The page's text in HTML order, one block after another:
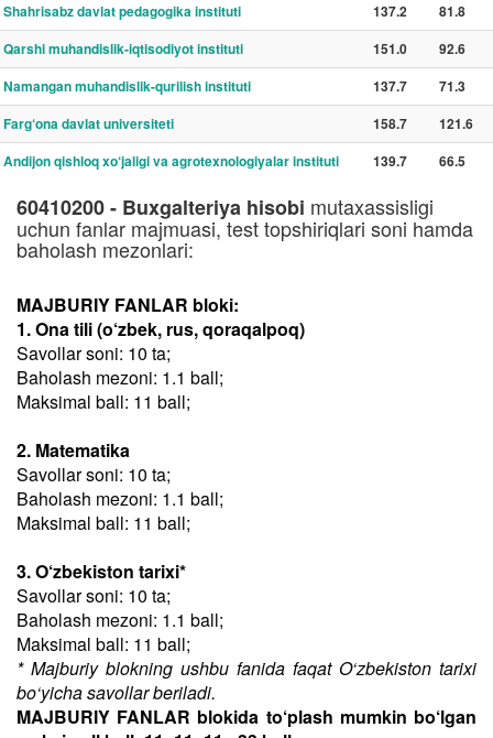
Shahrisabz davlat pedagogika instituti
137.2
81.8
Qarshi muhandislik-iqtisodiyot instituti
151.0
92.6
Namangan muhandislik-qurilish instituti
137.7
71.3
Farg‘ona davlat universiteti
158.7
121.6
Andijon qishloq xo‘jaligi va agrotexnologiyalar instituti
139.7 66.5
60410200 - Buxgalteriya hisobi mutaxassisligi
uchun fanlar majmuasi, test topshiriqlari soni hamda
baholash mezonlari:
MAJBURIY FANLAR bloki:
1. Ona tili (o‘zbek, rus, qoraqalpoq)
Savollar soni: 10 ta;
Baholash mezoni: 1.1 ball;
Maksimal ball: 11 ball;
2. Matematika
Savollar soni: 10 ta;
Baholash mezoni: 1.1 ball;
Maksimal ball: 11 ball;
3. O‘zbekiston tarixi*
Savollar soni: 10 ta;
Baholash mezoni: 1.1 ball;
Maksimal ball: 11 ball;
* Majburiy blokning ushbu fanida faqat O‘zbekiston tarixi
bo‘yicha savollar beriladi.
MAJBURIY FANLAR blokida to‘plash mumkin bo‘lgan